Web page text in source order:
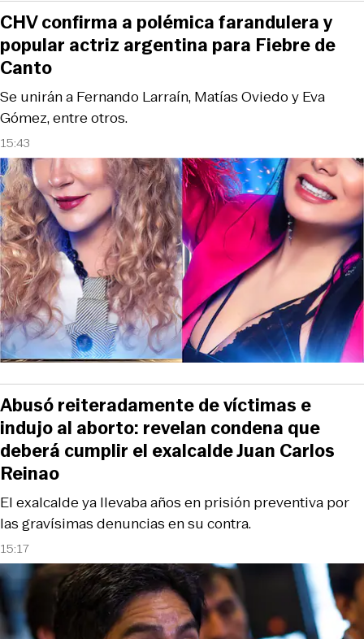
15:43
Se unirán a Fernando Larraín, Matías Oviedo y Eva
Gómez, entre otros.
CHV confirma a polémica farandulera y
popular actriz argentina para Fiebre de
Canto
15:17
El exalcalde ya llevaba años en prisión preventiva por
las gravísimas denuncias en su contra.
Abusó reiteradamente de víctimas e
indujo al aborto: revelan condena que
deberá cumplir el exalcalde Juan Carlos
Reinao